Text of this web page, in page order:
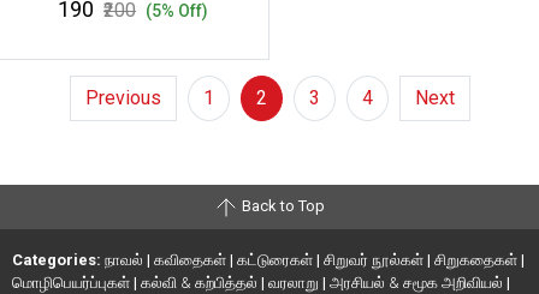
₹190 ₹200 (5% Off)
Previous 1 2 3 4 Next
Back to Top
Categories: நாவல் | கவிதைகள் | கட்டுரைகள் | சிறுவர் நூல்கள் | சிறுகதைகள் |
மொழிபெயர்ப்புகள் | கல்வி & கற்பித்தல் | வரலாறு | அரசியல் & சமூக அறிவியல் |